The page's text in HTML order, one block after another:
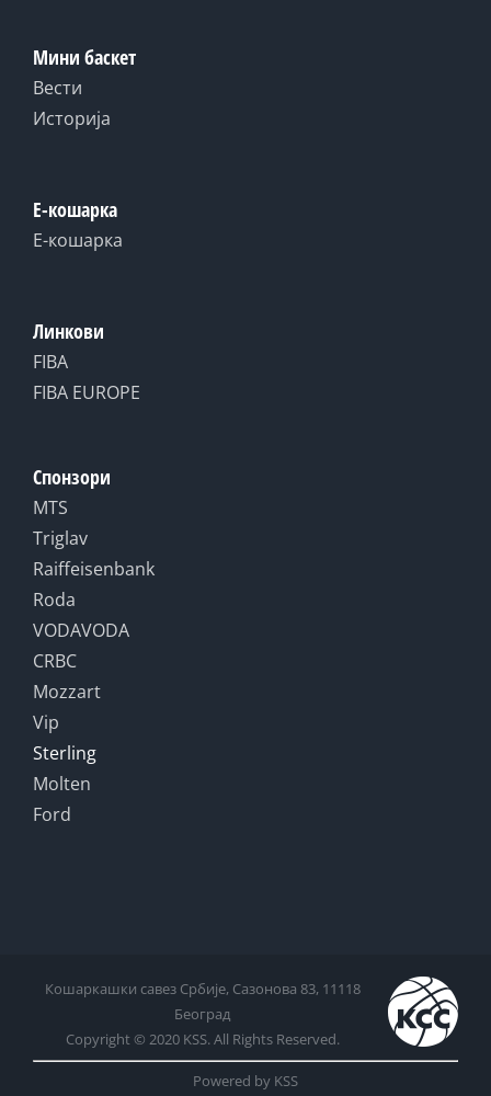
Мини баскет
Вести
Историја
Е-кошарка
Е-кошарка
Линкови
FIBA
FIBA EUROPE
Спонзори
MTS
Triglav
Raiffeisenbank
Roda
VODAVODA
CRBC
Mozzart
Vip
Sterling
Molten
Ford
Кошаркашки савез Србије, Сазонова 83, 11118
Београд
Copyright © 2020 KSS. All Rights Reserved.
Powered by KSS